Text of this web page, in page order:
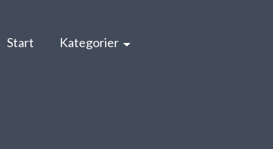
Start Kategorier